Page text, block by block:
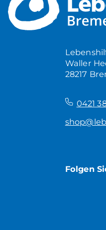
Waller
28217
0421
Folgen